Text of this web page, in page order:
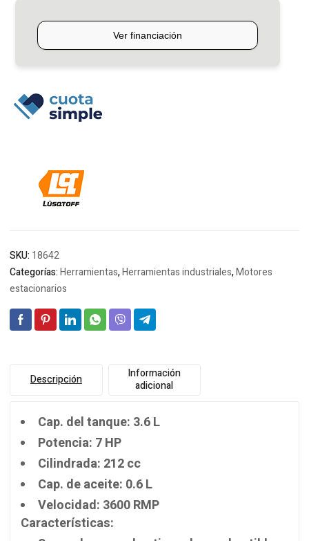
SKU: 18642
Categorías:Herramientas,Herramientas industriales,Motores
estacionarios
Descripción
Información
adicional
Cap. del tanque: 3.6 L
Potencia: 7 HP
Cilindrada: 212 cc
Cap. de aceite: 0.6 L
Velocidad: 3600 RMP
Características: